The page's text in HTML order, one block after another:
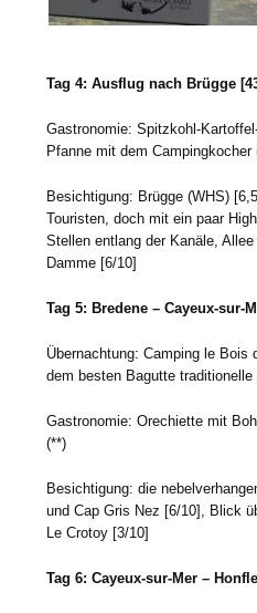
Tag 4: Ausflug nach Brügge
Gastronomie: Spitzkohl-
Pfanne mit dem Campingkocher
Besichtigung: Brügge (WHS)
Touristen, doch mit ein paar
Stellen entlang der Kanäle,
Damme [6/10]
Tag 5: Bredene – Cayeux-sur-
Übernachtung: Camping le Bois
dem besten Bagutte traditionelle
Gastronomie: Orechiette mit
(**)
Besichtigung: die
und Cap Gris Nez [6/10], Blick
Le Crotoy [3/10]
Tag 6: Cayeux-sur-Mer –